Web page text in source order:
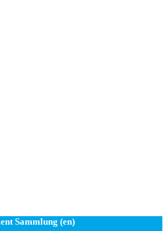
Sammlung (en)